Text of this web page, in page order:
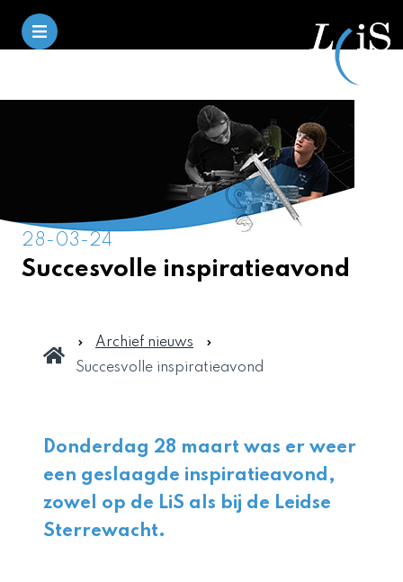
28-03-24
Succesvolle inspiratieavond
Archief nieuws
Succesvolle inspiratieavond
Donderdag 28 maart was er weer
een geslaagde inspiratieavond,
zowel op de LiS als bij de Leidse
Sterrewacht.